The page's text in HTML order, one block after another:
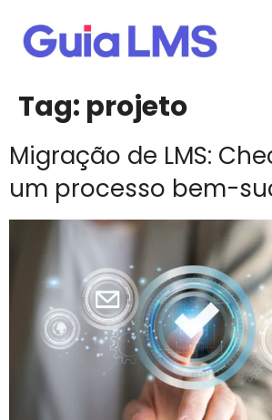
Tag: projeto
Migração de LMS:
um processo bem-